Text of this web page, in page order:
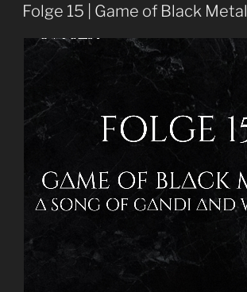
Folge 15 | Game of Black Metal